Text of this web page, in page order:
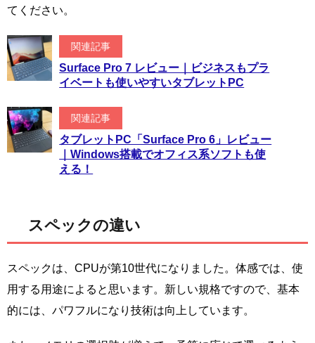
てください。
関連記事
Surface Pro 7 レビュー｜ビジネスもプラ
イベートも使いやすいタブレットPC
関連記事
タブレットPC「Surface Pro 6」レビュー
｜Windows搭載でオフィス系ソフトも使
える！
スペックの違い
スペックは、CPUが第10世代になりました。体感では、使
用する用途によると思います。新しい規格ですので、基本
的には、パワフルになり技術は向上しています。